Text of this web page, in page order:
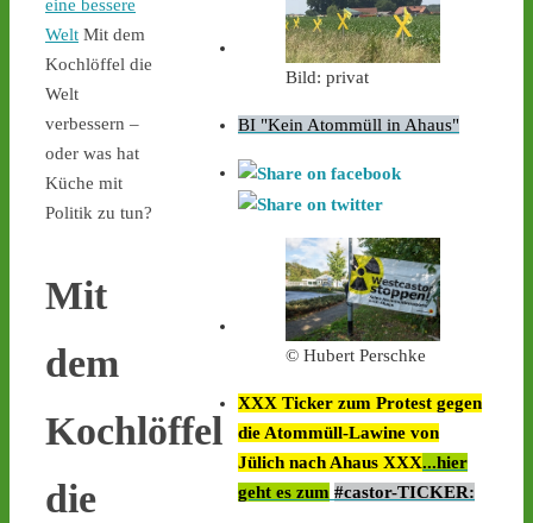
eine bessere
Welt Mit dem
Kochlöffel die
Welt
verbessern –
oder was hat
Küche mit
Politik zu tun?
Mit
dem
Kochlöffel
die
Bild: privat
BI "Kein Atommüll in Ahaus"
© Hubert Perschke
XXX Ticker zum Protest gegen
die Atommüll-Lawine von
Jülich nach Ahaus XXX...hier
geht es zum #castor-TICKER: